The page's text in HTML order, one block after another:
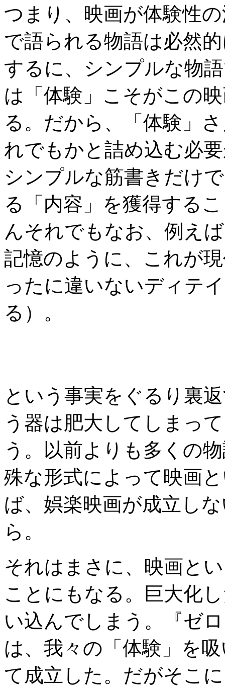
つまり、映画が体験性
で語られる物語は必然
するに、シンプルな物
は「体験」こそがこの
る。だから、「体験」
れでもかと詰め込む必
シンプルな筋書きだけ
る「内容」を獲得する
んそれでもなお、例え
記憶のように、これが
ったに違いないディテ
る）。
という事実をぐるり裏
う器は肥大してしまっ
う。以前よりも多くの
殊な形式によって映画
ば、娯楽映画が成立し
ら。
それはまさに、映画と
ことにもなる。巨大化
い込んでしまう。『ゼ
は、我々の「体験」を
て成立した。だがそこ